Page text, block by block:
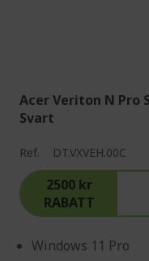
Acer Veriton N Pro
Svart
Ref. DT.VXVEH.00C
2500 kr
RABATT
Windows 11 Pro